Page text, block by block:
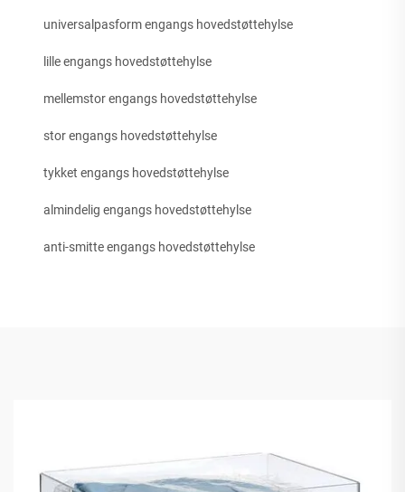
universalpasform engangs hovedstøttehylse
lille engangs hovedstøttehylse
mellemstor engangs hovedstøttehylse
stor engangs hovedstøttehylse
tykket engangs hovedstøttehylse
almindelig engangs hovedstøttehylse
anti-smitte engangs hovedstøttehylse